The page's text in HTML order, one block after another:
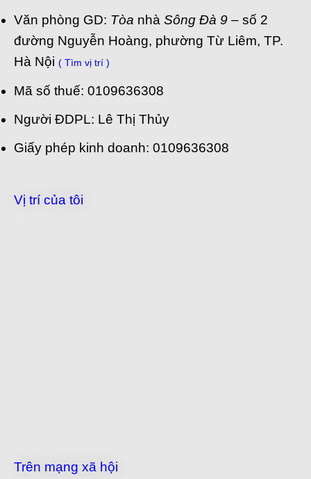
Văn phòng GD: Tòa nhà Sông Đà 9 – số 2
đường Nguyễn Hoàng, phường Từ Liêm, TP.
Hà Nội ( Tìm vị trí )
Mã số thuế: 0109636308
Người ĐDPL: Lê Thị Thủy
Giấy phép kinh doanh: 0109636308
Vị trí của tôi
Trên mạng xã hội